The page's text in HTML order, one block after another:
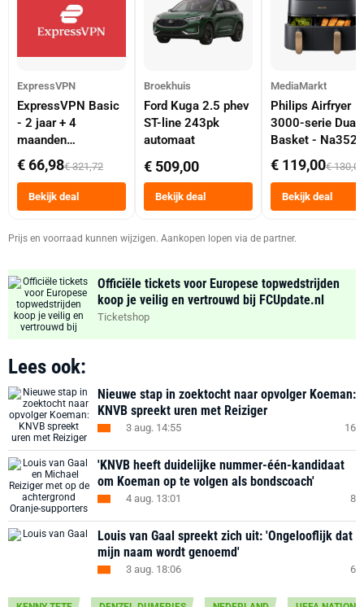
ExpressVPN
ExpressVPN Basic
- 2 jaar + 4
maanden
abonnement
€ 66,98€ 321,72
Bekijk deal
Broekhuis
Ford Kuga 2.5 phev
ST-line 243pk
automaat
€ 509,00
Bekijk deal
MediaMarkt
Philips Airfryer
3000-serie Dual
Basket -
Dubbele Mand 9
Tot 6 Personen
Heteluchtfriteuse
Zwart
€ 119,00€ 130,00
Bekijk deal
Prijs en voorraad kunnen wijzigen. Aankopen lopen via de partner.
Officiële tickets voor Europese topwedstrijden
koop je veilig en vertrouwd bij FCUpdate.nl
Ticketshop
Lees ook:
Nieuwe stap in zoektocht naar opvolger Koeman:
KNVB spreekt uren met Reiziger
3 aug. 14:55 16
'KNVB heeft duidelijke nummer-één-kandidaat
om Koeman op te volgen als bondscoach'
4 aug. 13:01 8
Louis van Gaal spreekt zich uit: 'Ongelooflijk dat
mijn naam wordt genoemd'
3 aug. 18:06 6